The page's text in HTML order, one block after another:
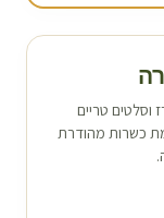
טריים
כשרות מהודרת